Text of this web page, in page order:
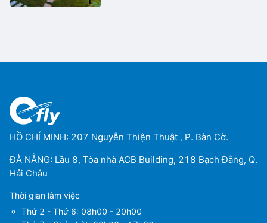
HỒ CHÍ MINH: 207 Nguyễn Thiện Thuật , P. Bàn Cờ.
ĐÀ NẴNG: Lầu 8, Tòa nhà ACB Building, 218 Bạch Đằng, Q.
Hải Châu
Thời gian làm việc
Thứ 2 - Thứ 6: 08h00 - 20h00
Ms Hằng
(+84) 70 854 1213